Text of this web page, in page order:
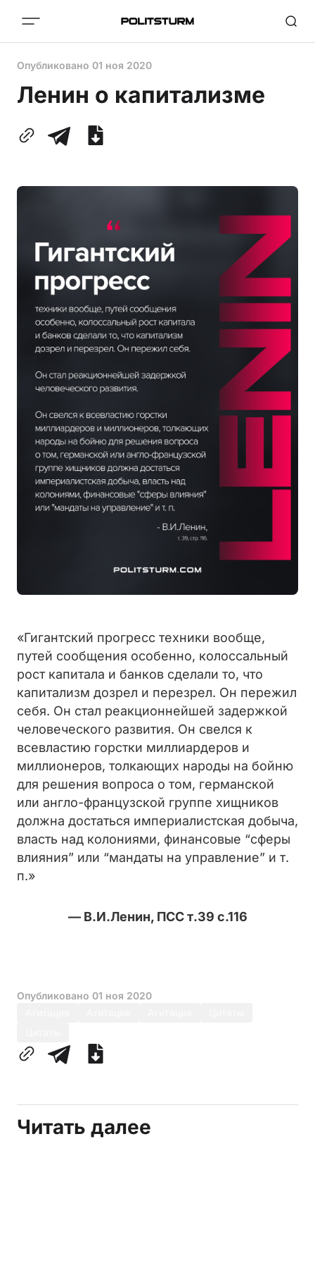
Опубликовано 01 ноя 2020
Ленин о капитализме
«Гигантский прогресс техники вообще,
путей сообщения особенно, колоссальный
рост капитала и банков сделали то, что
капитализм дозрел и перезрел. Он пережил
себя. Он стал реакционнейшей задержкой
человеческого развития. Он свелся к
всевластию горстки миллиардеров и
миллионеров, толкающих народы на бойню
для решения во­проса о том, германской
или англо-французской группе хищников
должна достаться империалистская добыча,
власть над колониями, финансовые “сферы
влияния” или “мандаты на управление” и т.
п.»
— В.И.Ленин, ПСС т.39 с.116
Опубликовано 01 ноя 2020
Читать далее